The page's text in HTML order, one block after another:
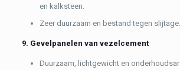
en kalksteen.
Zeer duurzaam en bestand tegen slijtage.
9. Gevelpanelen van vezelcement
Duurzaam, lichtgewicht en